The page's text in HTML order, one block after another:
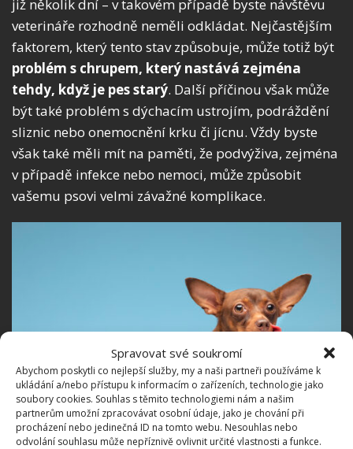
Spravovat své soukromí
Abychom poskytli co nejlepší služby, my a naši partneři používáme k
ukládání a/nebo přístupu k informacím o zařízeních, technologie jako
soubory cookies. Souhlas s těmito technologiemi nám a našim
partnerům umožní zpracovávat osobní údaje, jako je chování při
procházení nebo jedinečná ID na tomto webu. Nesouhlas nebo
odvolání souhlasu může nepříznivě ovlivnit určité vlastnosti a funkce.
již několik dní – v takovém případě byste návštěvu
veterináře rozhodně neměli odkládat. Nejčastějším
faktorem, který tento stav způsobuje, může totiž být
problém s chrupem, který nastává zejména
tehdy, když je pes starý. Další příčinou však může
být také problém s dýchacím ustrojím, podráždění
sliznic nebo onemocnění krku či jícnu. Vždy byste
však také měli mít na paměti, že podvýživa, zejména
v případě infekce nebo nemoci, může způsobit
vašemu psovi velmi závažné komplikace.